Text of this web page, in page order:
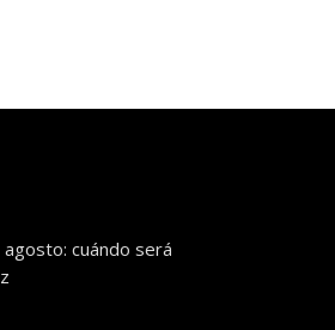
cuándo será